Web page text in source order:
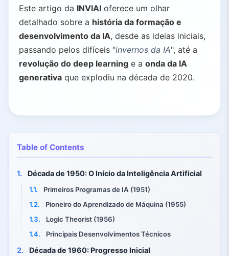
Este artigo da INVIAI oferece um olhar
detalhado sobre a história da formação e
desenvolvimento da IA, desde as ideias iniciais,
passando pelos difíceis "invernos da IA", até a
revolução do deep learning e a onda da IA
generativa que explodiu na década de 2020.
Table of Contents
1. Década de 1950: O Início da Inteligência Artificial
1.1.
Primeiros Programas de IA (1951)
1.2.
Pioneiro do Aprendizado de Máquina (1955)
1.3.
Logic Theorist (1956)
1.4.
Principais Desenvolvimentos Técnicos
2. Década de 1960: Progresso Inicial